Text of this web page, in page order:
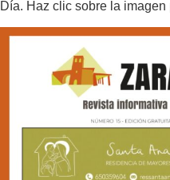
Día. Haz clic sobre la